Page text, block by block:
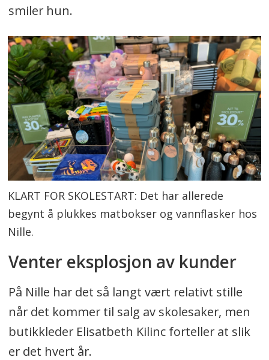
smiler hun.
KLART FOR SKOLESTART: Det har allerede
begynt å plukkes matbokser og vannflasker hos
Nille.
Venter eksplosjon av kunder
På Nille har det så langt vært relativt stille
når det kommer til salg av skolesaker, men
butikkleder Elisatbeth Kilinc forteller at slik
er det hvert år.